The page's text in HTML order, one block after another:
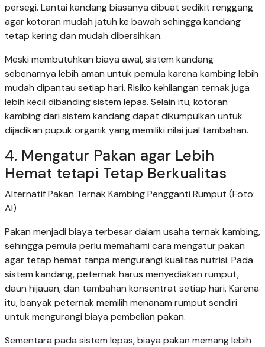
persegi. Lantai kandang biasanya dibuat sedikit renggang
agar kotoran mudah jatuh ke bawah sehingga kandang
tetap kering dan mudah dibersihkan.
Meski membutuhkan biaya awal, sistem kandang
sebenarnya lebih aman untuk pemula karena kambing lebih
mudah dipantau setiap hari. Risiko kehilangan ternak juga
lebih kecil dibanding sistem lepas. Selain itu, kotoran
kambing dari sistem kandang dapat dikumpulkan untuk
dijadikan pupuk organik yang memiliki nilai jual tambahan.
4. Mengatur Pakan agar Lebih
Hemat tetapi Tetap Berkualitas
Alternatif Pakan Ternak Kambing Pengganti Rumput (Foto:
AI)
Pakan menjadi biaya terbesar dalam usaha ternak kambing,
sehingga pemula perlu memahami cara mengatur pakan
agar tetap hemat tanpa mengurangi kualitas nutrisi. Pada
sistem kandang, peternak harus menyediakan rumput,
daun hijauan, dan tambahan konsentrat setiap hari. Karena
itu, banyak peternak memilih menanam rumput sendiri
untuk mengurangi biaya pembelian pakan.
Sementara pada sistem lepas, biaya pakan memang lebih